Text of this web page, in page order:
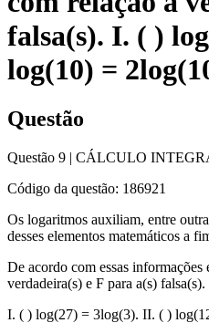
falsa(s). I. ( )
log(10) =
Questão
Questão 9 | CÁLCULO
Código da questão: 186921
Os logaritmos auxiliam, entre
desses elementos matemáticos a
De acordo com essas informações
verdadeira(s) e F para a(s) falsa(s).
I. ( ) log(27) = 3log(3). II. ( )